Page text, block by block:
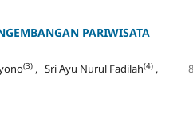
PARIWISATA
(3) , Sri Ayu Nurul Fadilah(4) ,